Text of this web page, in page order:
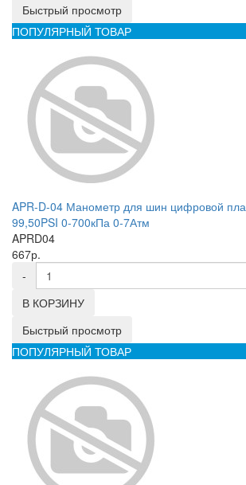
Быстрый просмотр
ПОПУЛЯРНЫЙ ТОВАР
APR-D-04 Манометр для шин цифровой
99,50PSI 0-700кПа 0-7Атм
APRD04
667р.
-
В КОРЗИНУ
Быстрый просмотр
ПОПУЛЯРНЫЙ ТОВАР